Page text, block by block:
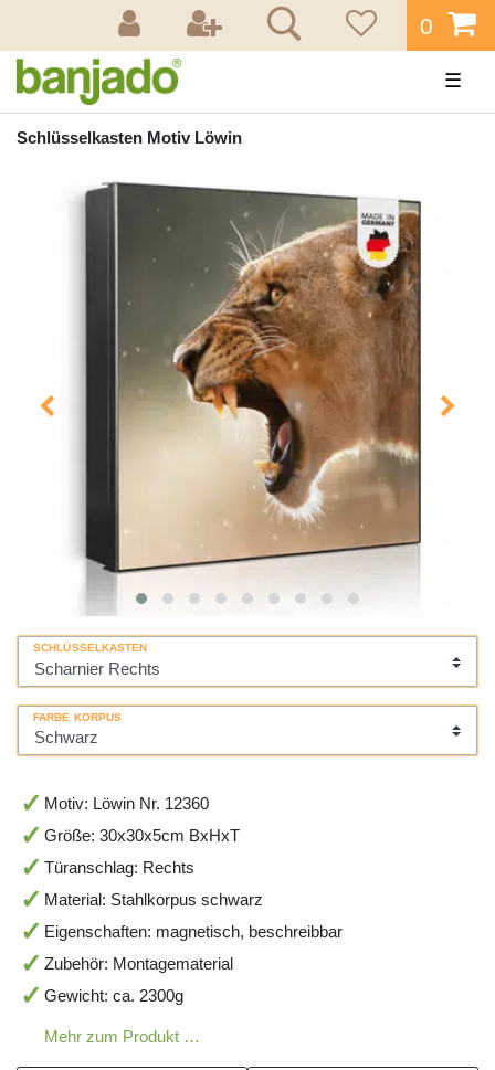
0
☰
Schlüsselkasten Motiv Löwin
SCHLÜSSELKASTEN
FARBE KORPUS
Motiv: Löwin Nr. 12360
Größe: 30x30x5cm BxHxT
Türanschlag: Rechts
Material: Stahlkorpus schwarz
Eigenschaften: magnetisch, beschreibbar
Zubehör: Montagematerial
Gewicht: ca. 2300g
Mehr zum Produkt …